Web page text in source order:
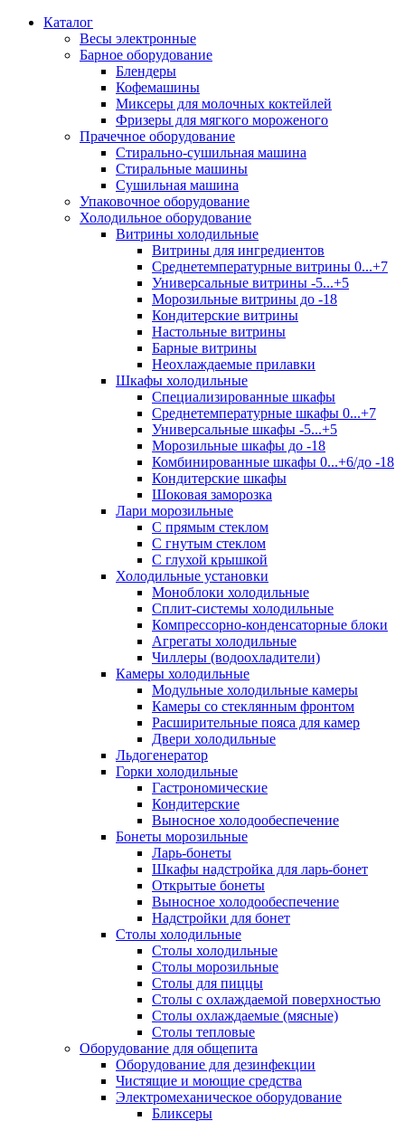
Каталог
Весы электронные
Барное оборудование
Блендеры
Кофемашины
Миксеры для молочных коктейлей
Фризеры для мягкого мороженого
Прачечное оборудование
Стирально-сушильная машина
Стиральные машины
Сушильная машина
Упаковочное оборудование
Холодильное оборудование
Витрины холодильные
Витрины для ингредиентов
Среднетемпературные витрины 0...+7
Универсальные витрины -5...+5
Морозильные витрины до -18
Кондитерские витрины
Настольные витрины
Барные витрины
Неохлаждаемые прилавки
Шкафы холодильные
Cпециализированные шкафы
Среднетемпературные шкафы 0...+7
Универсальные шкафы -5...+5
Морозильные шкафы до -18
Комбинированные шкафы 0...+6/до -18
Кондитерские шкафы
Шоковая заморозка
Лари морозильные
С прямым стеклом
С гнутым стеклом
С глухой крышкой
Холодильные установки
Моноблоки холодильные
Сплит-системы холодильные
Компрессорно-конденсаторные блоки
Агрегаты холодильные
Чиллеры (водоохладители)
Камеры холодильные
Модульные холодильные камеры
Камеры со стеклянным фронтом
Расширительные пояса для камер
Двери холодильные
Льдогенератор
Горки холодильные
Гастрономические
Кондитерские
Выносное холодообеспечение
Бонеты морозильные
Ларь-бонеты
Шкафы надстройка для ларь-бонет
Открытые бонеты
Выносное холодообеспечение
Надстройки для бонет
Столы холодильные
Столы холодильные
Столы морозильные
Столы для пиццы
Столы с охлаждаемой поверхностью
Столы охлаждаемые (мясные)
Столы тепловые
Оборудование для общепита
Оборудование для дезинфекции
Чистящие и моющие средства
Электромеханическое оборудование
Бликсеры